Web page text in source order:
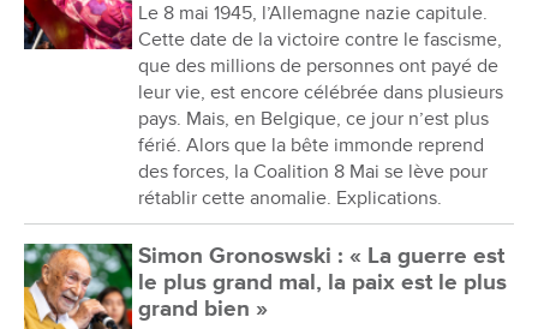
Le 8 mai 1945, l’Allemagne nazie capitule.
Cette date de la victoire contre le fascisme,
que des millions de personnes ont payé de
leur vie, est encore célébrée dans plusieurs
pays. Mais, en Belgique, ce jour n’est plus
férié. Alors que la bête immonde reprend
des forces, la Coalition 8 Mai se lève pour
rétablir cette anomalie. Explications.
Simon Gronoswski : « La guerre est
le plus grand mal, la paix est le plus
grand bien »